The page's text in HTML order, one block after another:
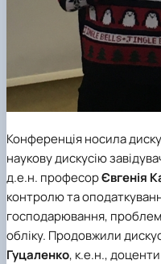
Конференція носила
наукову дискусію
д.е.н. професорЄвгенія
контролю та
господарювання, проблем
обліку. Продовжили
Гуцаленко, к.е.н., доценти